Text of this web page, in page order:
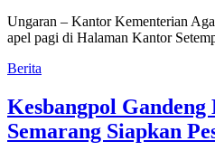
Ungaran – Kantor Kementerian
apel pagi di Halaman Kantor
Berita
Kesbangpol Gandeng
Semarang Siapkan